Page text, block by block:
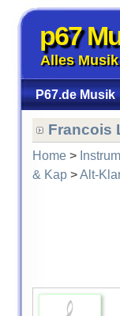
p67
Alles Musik
P67.de Musik
Francois
Home>
& Kap>Alt-